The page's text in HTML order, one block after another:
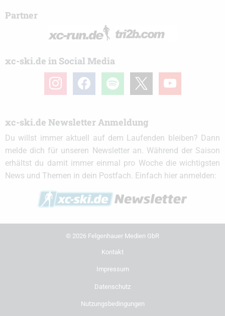
Partner
xc-ski.de in Social Media
instagramfacebook spotify youtube
xc-ski.de Newsletter Anmeldung
Du willst immer aktuell auf dem Laufenden bleiben? Dann
melde dich für unseren Newsletter an. Während der Saison
erhältst du damit immer einmal pro Woche die wichtigsten
News und Themen in dein Postfach. Einfach hier anmelden:
© 2026 Felgenhauer Medien GbR
Kontakt
Impressum
Datenschutz
Nutzungsbedingungen